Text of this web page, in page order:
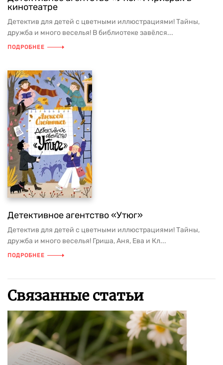
кинотеатре
Детектив для детей с цветными иллюстрациями! Тайны,
дружба и много веселья! В библиотеке завёлся...
ПОДРОБНЕЕ
Детективное агентство «Утюг»
Детектив для детей с цветными иллюстрациями! Тайны,
дружба и много веселья! Гриша, Аня, Ева и Кл...
ПОДРОБНЕЕ
Связанные статьи